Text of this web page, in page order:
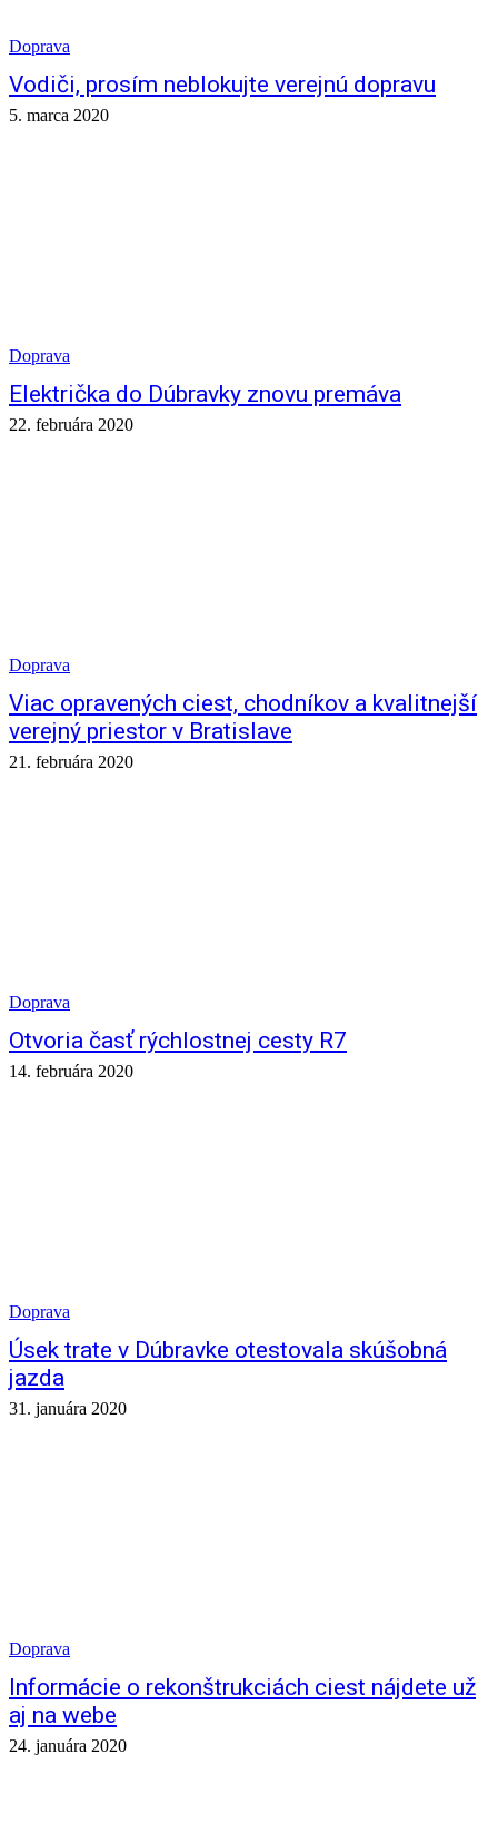
Doprava
Vodiči, prosím neblokujte verejnú dopravu
5. marca 2020
Doprava
Električka do Dúbravky znovu premáva
22. februára 2020
Doprava
Viac opravených ciest, chodníkov a kvalitnejší
verejný priestor v Bratislave
21. februára 2020
Doprava
Otvoria časť rýchlostnej cesty R7
14. februára 2020
Doprava
Úsek trate v Dúbravke otestovala skúšobná
jazda
31. januára 2020
Doprava
Informácie o rekonštrukciách ciest nájdete už
aj na webe
24. januára 2020